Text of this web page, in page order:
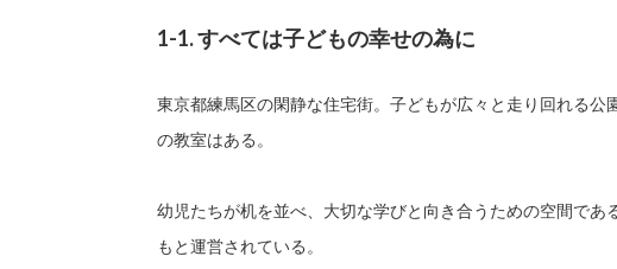
1-1. すべては子どもの幸せの為に
東京都練馬区の閑静な住宅街。子どもが広々と走り回れる公
の教室はある。
幼児たちが机を並べ、大切な学びと向き合うための空間であ
もと運営されている。